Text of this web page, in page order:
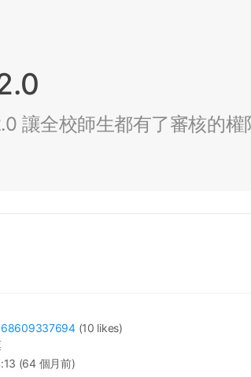
讓全校師生都有了審核的權
(10 likes)
(64 個月前)